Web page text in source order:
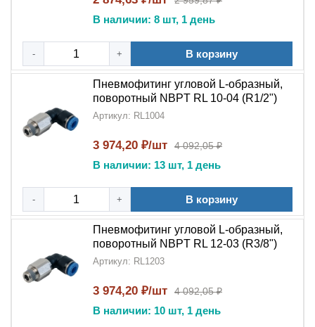
В наличии: 8 шт, 1 день
- + В корзину
Пневмофитинг угловой L-образный,
поворотный NBPT RL 10-04 (R1/2")
Артикул: RL1004
3 974,20 ₽/шт 4 092,05 ₽
В наличии: 13 шт, 1 день
- + В корзину
Пневмофитинг угловой L-образный,
поворотный NBPT RL 12-03 (R3/8")
Артикул: RL1203
3 974,20 ₽/шт 4 092,05 ₽
В наличии: 10 шт, 1 день